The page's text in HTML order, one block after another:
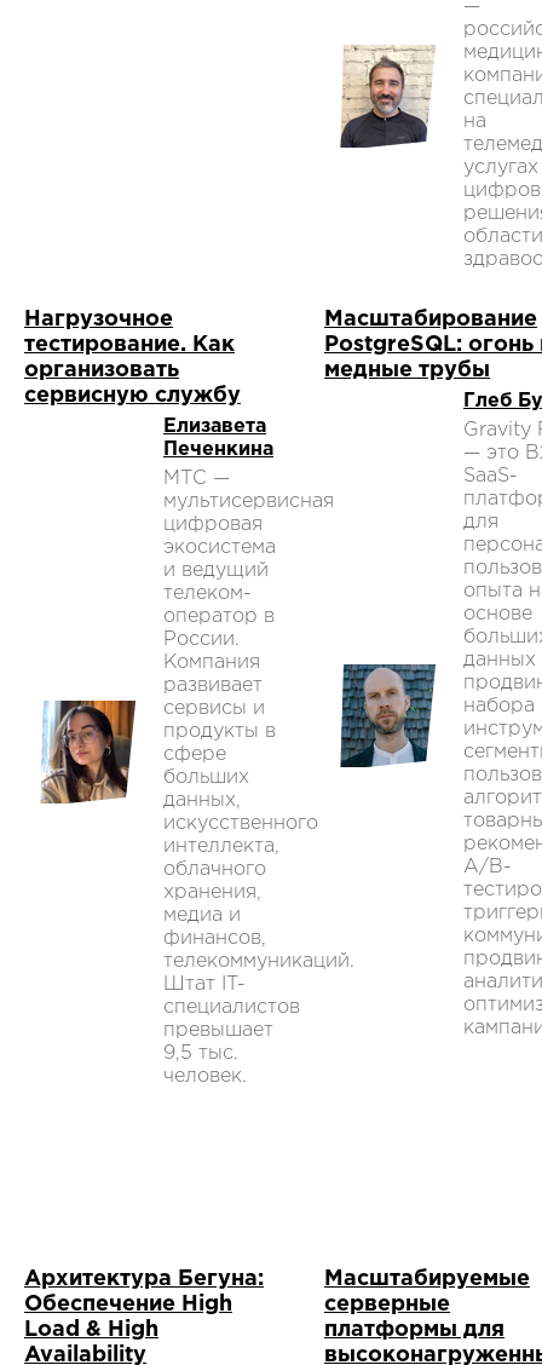
—
на
области
Нагрузочное
тестирование. Как
организовать
сервисную службу
Елизавета
Печенкина
МТС —
мультисервисная
цифровая
экосистема
и ведущий
телеком-
оператор в
России.
Компания
развивает
сервисы и
продукты в
сфере
больших
данных,
искусственного
интеллекта,
облачного
хранения,
медиа и
финансов,
телекоммуникаций.
Штат IT-
специалистов
превышает
9,5 тыс.
человек.
Масштабирование
PostgreSQL: огонь
медные трубы
Глеб
Gravity
— это
SaaS-
для
опыта
основе
данных
набора
А/В-
Архитектура Бегуна:
Обеспечение High
Load & High
Availability
Масштабируемые
серверные
платформы для